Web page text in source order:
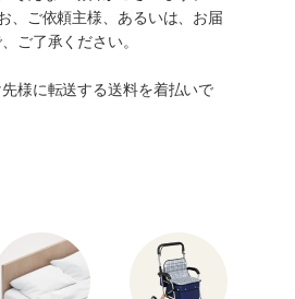
、ご依頼主様、あるいは、お届
ご了承ください。
様に転送する送料を着払いで